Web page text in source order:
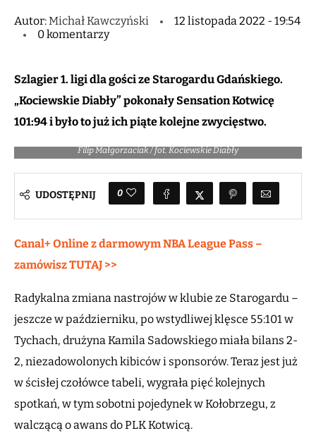
Autor:Michał Kawczyński
12 listopada 2022 - 19:54
0 komentarzy
Szlagier 1. ligi dla gości ze Starogardu Gdańskiego.
„Kociewskie Diabły” pokonały Sensation Kotwicę
101:94 i było to już ich piąte kolejne zwycięstwo.
Filip Małgorzaciak / fot. Kociewskie Diabły
UDOSTĘPNIJ 0
Canal+ Online z darmowym NBA League Pass –
zamówisz TUTAJ >>
Radykalna zmiana nastrojów w klubie ze Starogardu –
jeszcze w październiku, po wstydliwej klęsce 55:101 w
Tychach, drużyna Kamila Sadowskiego miała bilans 2-
2, niezadowolonych kibiców i sponsorów. Teraz jest już
w ścisłej czołówce tabeli, wygrała pięć kolejnych
spotkań, w tym sobotni pojedynek w Kołobrzegu, z
walczącą o awans do PLK Kotwicą.